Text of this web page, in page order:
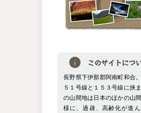
このサイトにつ
長野県下伊那郡阿南町和合
５１号線と１５３号線に挟
の山間地は日本のほかの山
様に、過疎、高齢化が進ん